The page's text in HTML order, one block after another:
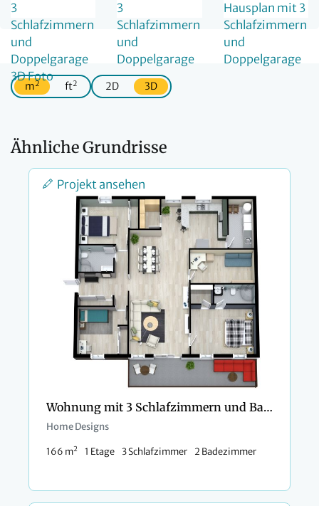
m2 ft2 2D 3D
Ähnliche Grundrisse
Projekt ansehen
Wohnung mit 3 Schlafzimmern und Balkon
Home Designs
166 m2 1 Etage 3 Schlafzimmer 2 Badezimmer